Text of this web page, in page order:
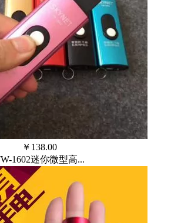
￥ 138.00
1602迷你微型高...